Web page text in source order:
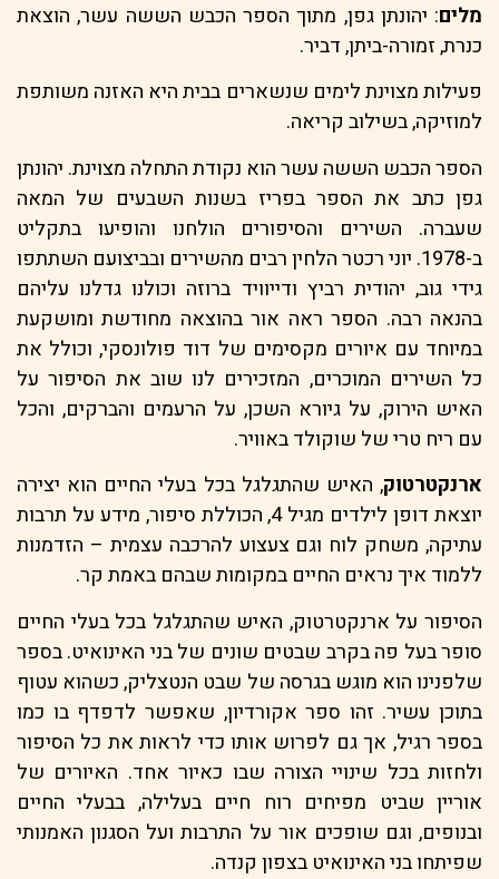
מלים: יהונתן גפן, מתוך הספר הכבש הששה עשר, הוצאת
כנרת, זמורה-ביתן, דביר.
פעילות מצוינת לימים שנשארים בבית היא האזנה משותפת
למוזיקה, בשילוב קריאה.
הספר הכבש הששה עשר הוא נקודת התחלה מצוינת. יהונתן
גפן כתב את הספר בפריז בשנות השבעים של המאה
שעברה. השירים והסיפורים הולחנו והופיעו בתקליט
ב-1978. יוני רכטר הלחין רבים מהשירים ובביצועם השתתפו
גידי גוב, יהודית רביץ ודייוויד ברוזה וכולנו גדלנו עליהם
בהנאה רבה. הספר ראה אור בהוצאה מחודשת ומושקעת
במיוחד עם איורים מקסימים של דוד פולונסקי, וכולל את
כל השירים המוכרים, המזכירים לנו שוב את הסיפור על
האיש הירוק, על גיורא השכן, על הרעמים והברקים, והכל
עם ריח טרי של שוקולד באוויר.
ארנקטרטוק, האיש שהתגלגל בכל בעלי החיים הוא יצירה
יוצאת דופן לילדים מגיל 4, הכוללת סיפור, מידע על תרבות
עתיקה, משחק לוח וגם צעצוע להרכבה עצמית – הזדמנות
ללמוד איך נראים החיים במקומות שבהם באמת קר.
הסיפור על ארנקטרטוק, האיש שהתגלגל בכל בעלי החיים
סופר בעל פה בקרב שבטים שונים של בני האינואיט. בספר
שלפנינו הוא מוגש בגרסה של שבט הנטצליק, כשהוא עטוף
בתוכן עשיר. זהו ספר אקורדיון, שאפשר לדפדף בו כמו
בספר רגיל, אך גם לפרוש אותו כדי לראות את כל הסיפור
ולחזות בכל שינויי הצורה שבו כאיור אחד. האיורים של
אוריין שביט מפיחים רוח חיים בעלילה, בבעלי החיים
ובנופים, וגם שופכים אור על התרבות ועל הסגנון האמנותי
שפיתחו בני האינואיט בצפון קנדה.